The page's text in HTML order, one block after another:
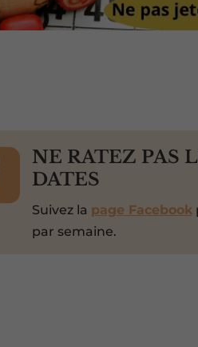
NE RATEZ PAS
DATES
Suivez la page Facebook
par semaine.